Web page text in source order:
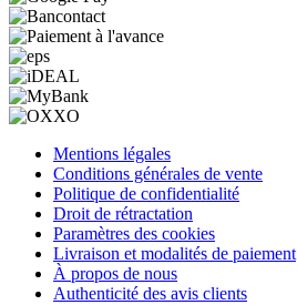
Mentions légales
Conditions générales de vente
Politique de confidentialité
Droit de rétractation
Paramètres des cookies
Livraison et modalités de paiement
À propos de nous
Authenticité des avis clients